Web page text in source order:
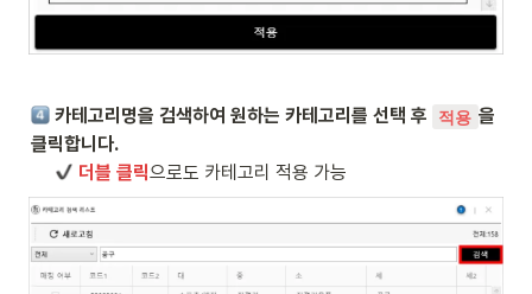
카테고리명을 검색하여 원하는 카테고리를 선택 후 적용 을
클릭합니다.
더블 클릭으로도 카테고리 적용 가능